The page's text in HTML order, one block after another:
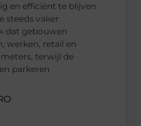
en efficiënt te blijven
steeds vaker
dat gebouwen
werken, retail en
terwijl de
parkeren